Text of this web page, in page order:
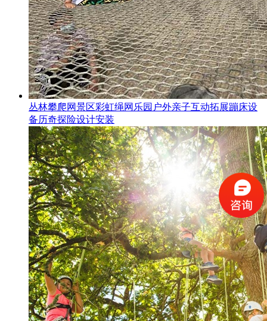
丛林攀爬网景区彩虹绳网乐园户外亲子互动拓展蹦床设
备历奇探险设计安装